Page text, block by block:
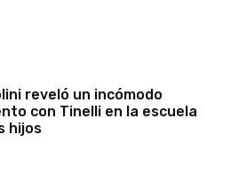
reveló un incómodo
con Tinelli en la escuela
hijos